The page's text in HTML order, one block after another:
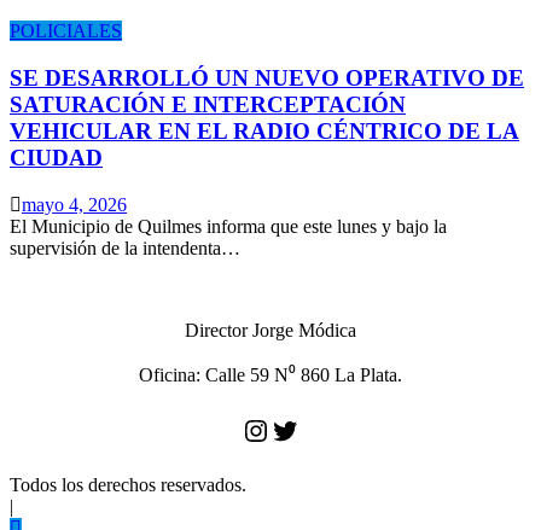
POLICIALES
SE DESARROLLÓ UN NUEVO OPERATIVO DE
SATURACIÓN E INTERCEPTACIÓN
VEHICULAR EN EL RADIO CÉNTRICO DE LA
CIUDAD
mayo 4, 2026
El Municipio de Quilmes informa que este lunes y bajo la
supervisión de la intendenta…
Director Jorge Módica
Oficina: Calle 59 N⁰ 860 La Plata.
Instagram
Twitter
Todos los derechos reservados.
|